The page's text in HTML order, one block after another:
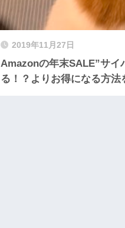
2019年11月27日
Amazonの年末SALE”サイ
る！？よりお得になる方法